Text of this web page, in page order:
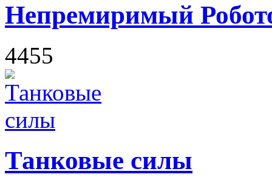
Непремиримый
4455
Танковые силы